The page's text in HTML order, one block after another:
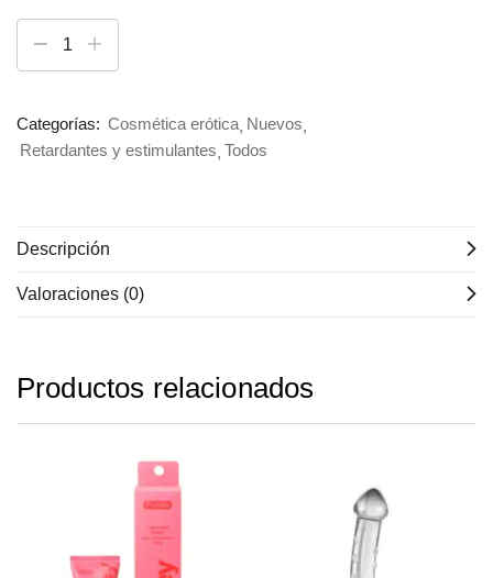
Categorías: Cosmética erótica Nuevos
Retardantes y estimulantes Todos
Descripción
Valoraciones (0)
Productos relacionados